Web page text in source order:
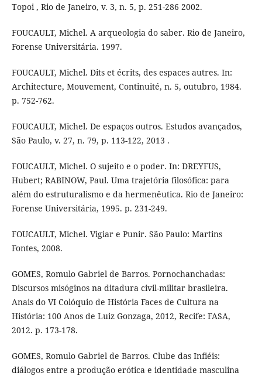
Topoi , Rio de Janeiro, v. 3, n. 5, p. 251-286 2002.
FOUCAULT, Michel. A arqueologia do saber. Rio de Janeiro,
Forense Universitária. 1997.
FOUCAULT, Michel. Dits et écrits, des espaces autres. In:
Architecture, Mouvement, Continuité, n. 5, outubro, 1984.
p. 752-762.
FOUCAULT, Michel. De espaços outros. Estudos avançados,
São Paulo, v. 27, n. 79, p. 113-122, 2013 .
FOUCAULT, Michel. O sujeito e o poder. In: DREYFUS,
Hubert; RABINOW, Paul. Uma trajetória filosófica: para
além do estruturalismo e da hermenêutica. Rio de Janeiro:
Forense Universitária, 1995. p. 231-249.
FOUCAULT, Michel. Vigiar e Punir. São Paulo: Martins
Fontes, 2008.
GOMES, Romulo Gabriel de Barros. Pornochanchadas:
Discursos misóginos na ditadura civil-militar brasileira.
Anais do VI Colóquio de História Faces de Cultura na
História: 100 Anos de Luiz Gonzaga, 2012, Recife: FASA,
2012. p. 173-178.
GOMES, Romulo Gabriel de Barros. Clube das Infiéis:
diálogos entre a produção erótica e identidade masculina